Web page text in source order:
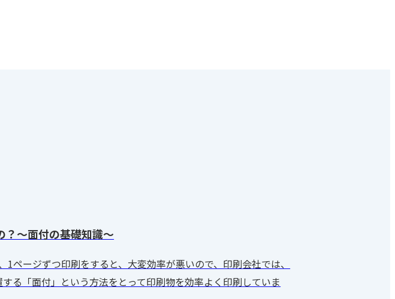
？～面付の基礎知識～
ページずつ印刷をすると、大変効率が悪いので、印刷会社では、
る「面付」という方法をとって印刷物を効率よく印刷していま